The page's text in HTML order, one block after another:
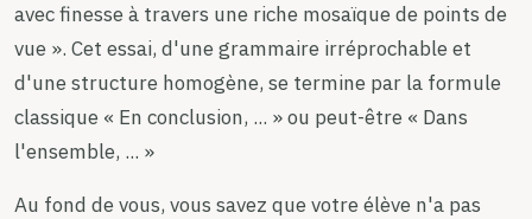
avec finesse à travers une riche mosaïque de points de
vue ». Cet essai, d'une grammaire irréprochable et
d'une structure homogène, se termine par la formule
classique « En conclusion, ... » ou peut-être « Dans
l'ensemble, ... »
Au fond de vous, vous savez que votre élève n'a pas